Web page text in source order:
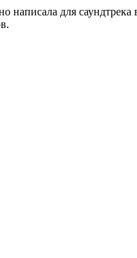
для саундтрека